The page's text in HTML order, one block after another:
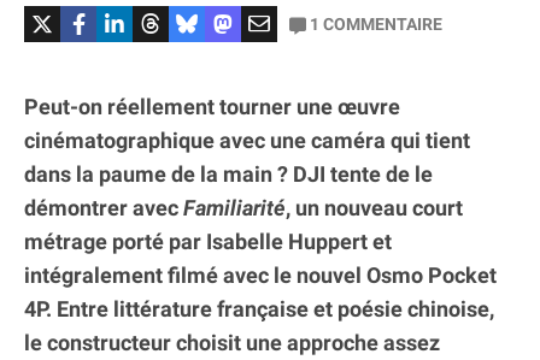
1 COMMENTAIRE
Peut-on réellement tourner une œuvre
cinématographique avec une caméra qui tient
dans la paume de la main ? DJI tente de le
démontrer avecFamiliarité, un nouveau court
métrage porté par Isabelle Huppert et
intégralement filmé avec le nouvel Osmo Pocket
4P. Entre littérature française et poésie chinoise,
le constructeur choisit une approche assez